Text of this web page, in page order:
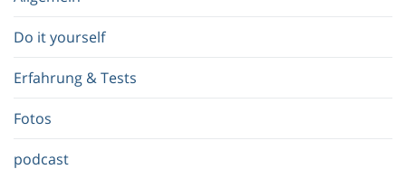
i
f
.
.
.
Do it yourself
Erfahrung & Tests
Fotos
podcast